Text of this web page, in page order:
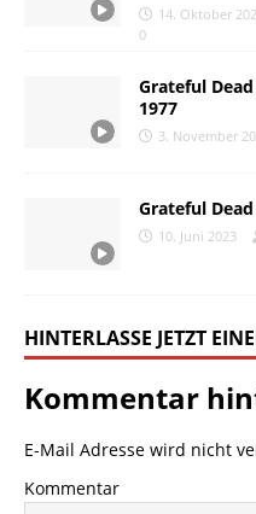
14. Oktober
0
Grateful
1977
3. November
Grateful Dead
10. Juni 2023
HINTERLASSE JETZT
Kommentar
E-Mail Adresse wird nicht
Kommentar